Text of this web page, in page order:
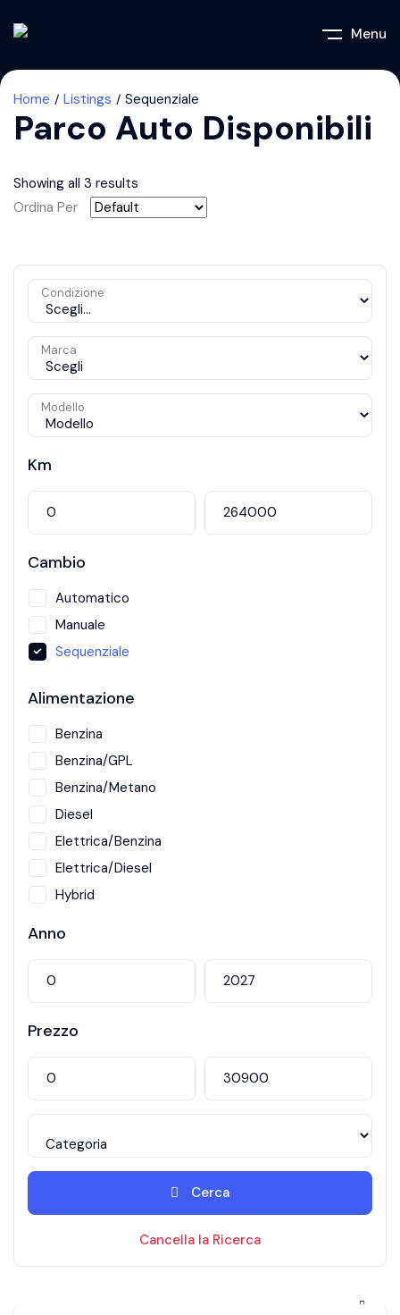
Menu
Home Listings Sequenziale
Parco Auto Disponibili
Showing all 3 results
Ordina Per
Condizione
Marca
Modello
Km
Cambio
Automatico
Manuale
Sequenziale
Alimentazione
Benzina
Benzina/GPL
Benzina/Metano
Diesel
Elettrica/Benzina
Elettrica/Diesel
Hybrid
Anno
Prezzo
Cerca
Cancella la Ricerca